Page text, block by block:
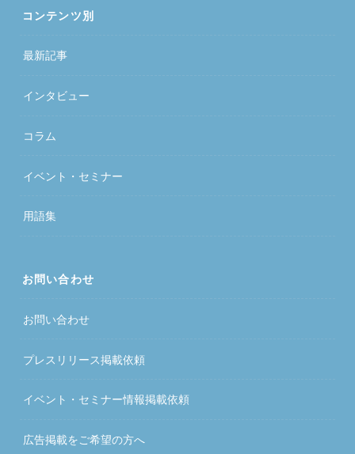
コンテンツ別
最新記事
インタビュー
コラム
イベント・セミナー
用語集
お問い合わせ
お問い合わせ
プレスリリース掲載依頼
イベント・セミナー情報掲載依頼
広告掲載をご希望の方へ